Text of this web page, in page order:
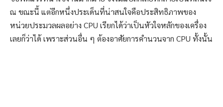
ณ ขณะนี้ แต่อีกหนึ่งประเด็นที่น่าสนใจคือประสิทธิภาพของ
หน่วยประมวลผลอย่าง CPU เรียกได้ว่าเป็นหัวใจหลักของเครื่อง
เลยก็ว่าได้ เพราะส่วนอื่น ๆ ต้องอาศัยการคำนวนจาก CPU ทั้งนั้น